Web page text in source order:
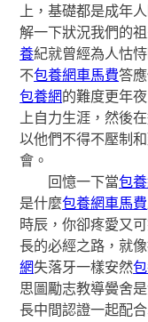
上，基礎都是成年
解一下狀況我們的
養紀就曾經為人怙
不包養網車馬費答
包養網的難度更年
上自力生涯，然後
以他們不得不壓制
會。
回憶一下當包
是什麼包養網車馬費
時辰，你卻疼愛又
長的必經之路，就
網失落牙一樣安然
思圖勵志教導黌舍
長中間認證一起配